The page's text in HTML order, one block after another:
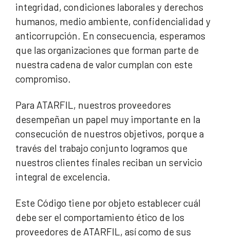
integridad, condiciones laborales y derechos
humanos, medio ambiente, confidencialidad y
anticorrupción. En consecuencia, esperamos
que las organizaciones que forman parte de
nuestra cadena de valor cumplan con este
compromiso.
Para ATARFIL, nuestros proveedores
desempeñan un papel muy importante en la
consecución de nuestros objetivos, porque a
través del trabajo conjunto logramos que
nuestros clientes finales reciban un servicio
integral de excelencia.
Este Código tiene por objeto establecer cuál
debe ser el comportamiento ético de los
proveedores de ATARFIL, así como de sus